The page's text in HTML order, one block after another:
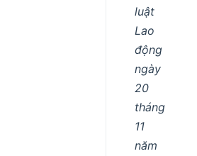
luật
Lao
động
ngày
20
tháng
11
năm